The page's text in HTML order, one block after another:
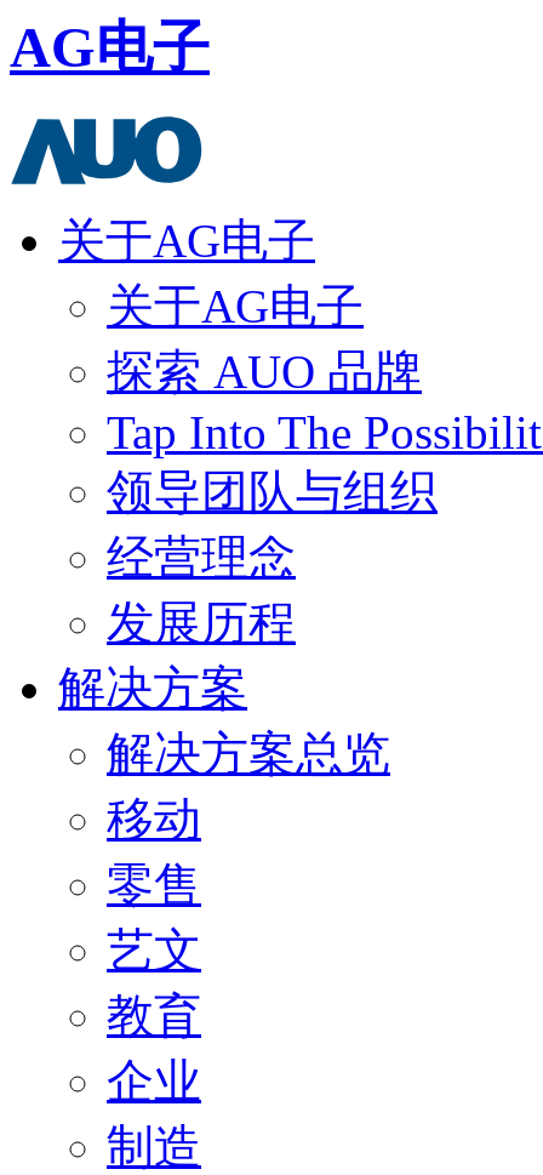
AG电子
关于AG电子
关于AG电子
探索 AUO 品牌
Tap Into The
领导团队与组织
经营理念
发展历程
解决方案
解决方案总览
移动
零售
艺文
教育
企业
制造